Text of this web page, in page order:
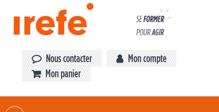
Nous contacter
Mon compte
Mon panier
Panneau de gestion des cookies